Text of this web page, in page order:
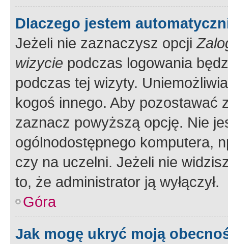
Dlaczego jestem
Jeżeli nie zaznaczysz opcji
wizycie podczas logowania
podczas tej wizyty.
kogoś innego. Aby pozostawać
zaznacz powyższą opcję. Nie
ogólnodostępnego komputera,
czy na uczelni. Jeżeli nie
to, że administrator ją wyłączył.
Góra
Jak mogę ukryć moją